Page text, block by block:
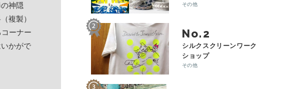
神隠
複製）
ーナー
かがで
その他
No.
シルクスクリーンワーク
ショップ
その他